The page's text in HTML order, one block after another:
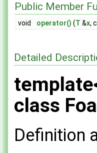
Public Member
void operator() (T &x,
Detailed
class
Definition